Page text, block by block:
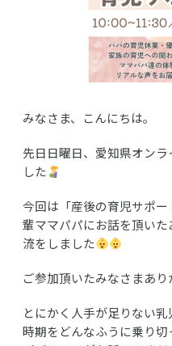
みなさま、こんにちは。
先日日曜日、愛知県オン
した
今回は「産後の育児サポ
輩ママパパにお話を頂い
流をしました
ご参加頂いたみなさまあ
とにかく人手が足りない
時期をどんなふうに乗り